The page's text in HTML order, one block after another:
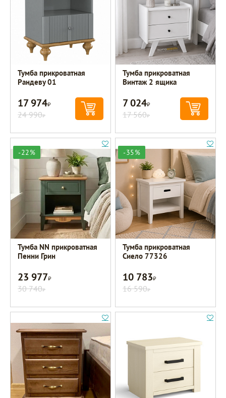
Тумба прикроватная
Рандеву 01
17 974Р
24 990Р
Тумба прикроватная
Винтаж 2 ящика
7 024Р
17 560Р
-22%
Тумба NN прикроватная
Пенни Грин
23 977Р
30 740Р
-35%
Тумба прикроватная
Сиело 77326
10 783Р
16 590Р